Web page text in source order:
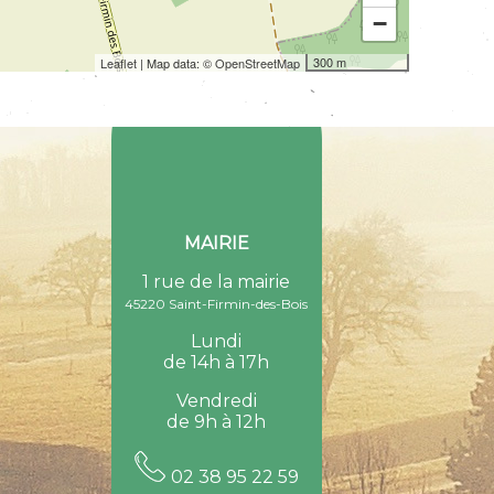
−
300 m
Leaflet| Map data: ©OpenStreetMap
MAIRIE
1 rue de la mairie
45220 Saint-Firmin-des-Bois
Lundi
de 14h à 17h
Vendredi
de 9h à 12h
02 38 95 22 59